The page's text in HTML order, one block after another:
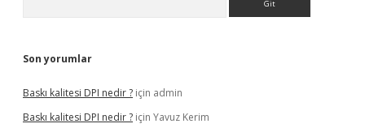
Son yorumlar
Baskı kalitesi DPI nedir ? için admin
Baskı kalitesi DPI nedir ? için Yavuz Kerim